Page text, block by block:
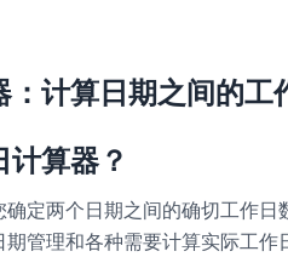
计算日期之间的工
计算器？
确定两个日期之间的确切工作
管理和各种需要计算实际工作